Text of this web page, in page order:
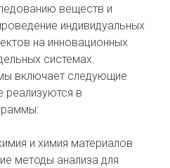
веществ и
индивидуальных
на инновационных
системах.
включает следующие
реализуются в
и химия материалов
методы анализа для